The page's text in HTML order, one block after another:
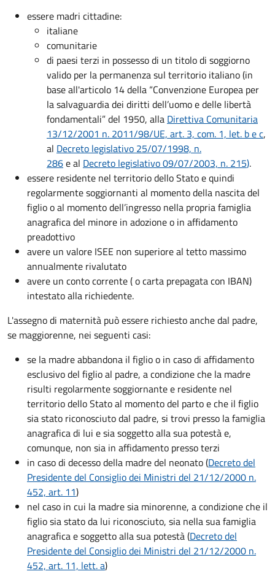
essere madri cittadine:
italiane
comunitarie
di paesi terzi in possesso di un titolo di soggiorno
valido per la permanenza sul territorio italiano (in
base all'articolo 14 della “Convenzione Europea per
la salvaguardia dei diritti dell’uomo e delle libertà
fondamentali” del 1950, alla Direttiva Comunitaria
13/12/2001 n. 2011/98/UE, art. 3, com. 1, let. b e c,
al Decreto legislativo 25/07/1998, n.
286e al Decreto legislativo 09/07/2003, n. 215).
essere residente nel territorio dello Stato e quindi
regolarmente soggiornanti al momento della nascita del
figlio o al momento dell’ingresso nella propria famiglia
anagrafica del minore in adozione o in affidamento
preadottivo
avere un valore ISEE non superiore al tetto massimo
annualmente rivalutato
avere un conto corrente ( o carta prepagata con IBAN)
intestato alla richiedente.
L'assegno di maternità può essere richiesto anche dal padre,
se maggiorenne, nei seguenti casi:
se la madre abbandona il figlio o in caso di affidamento
esclusivo del figlio al padre, a condizione che la madre
risulti regolarmente soggiornante e residente nel
territorio dello Stato al momento del parto e che il figlio
sia stato riconosciuto dal padre, si trovi presso la famiglia
anagrafica di lui e sia soggetto alla sua potestà e,
comunque, non sia in affidamento presso terzi
in caso di decesso della madre del neonato (Decreto del
Presidente del Consiglio dei Ministri del 21/12/2000 n.
452, art. 11)
nel caso in cui la madre sia minorenne, a condizione che il
figlio sia stato da lui riconosciuto, sia nella sua famiglia
anagrafica e soggetto alla sua potestà (Decreto del
Presidente del Consiglio dei Ministri del 21/12/2000 n.
452, art. 11, lett. a)